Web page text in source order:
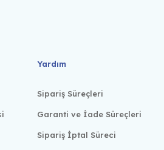
Yardım
Sipariş Süreçleri
Garanti ve İade Süreçleri
Sipariş İptal Süreci